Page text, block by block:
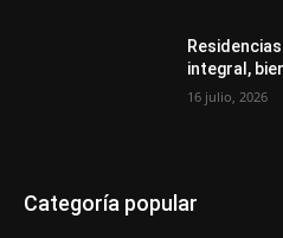
integral,
16 julio, 2026
Categoría popular